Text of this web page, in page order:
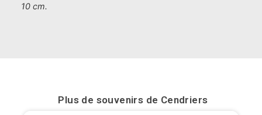
Burgos
10 cm.
Plus de souvenirs de Cendriers